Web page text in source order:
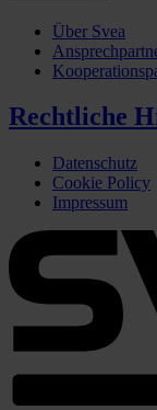
Über Svea
Rechtliche
Datenschutz
Cookie Policy
Impressum